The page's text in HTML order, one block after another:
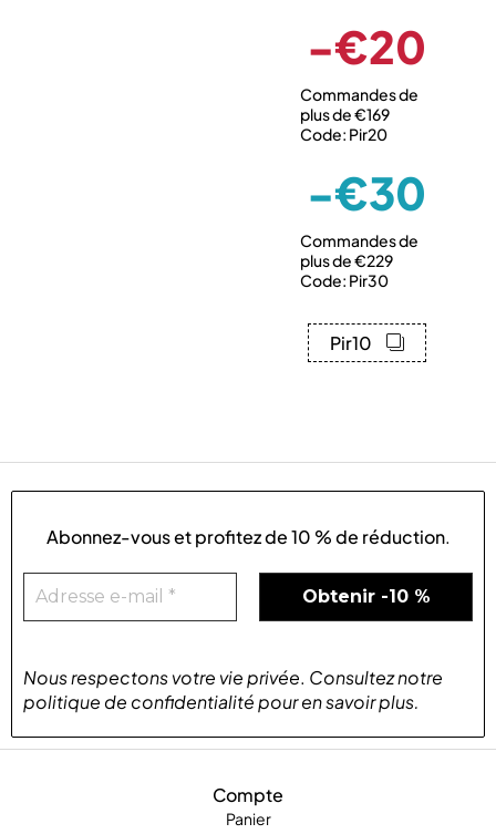
-€20
Commandes de
plus de €169
Code: Pir20
-€30
Commandes de
plus de €229
Code: Pir30
Pir10
Compte
Panier
Abonnez-vous et profitez de10 % de réduction.
Nous respectons votre vie privée. Consultez notre
politique de confidentialitépouren savoir plus.